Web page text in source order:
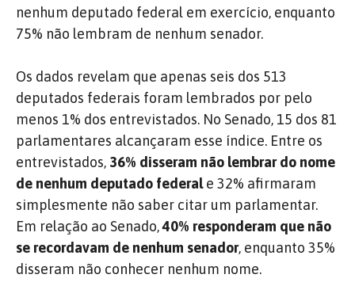
nenhum deputado federal em exercício, enquanto
75% não lembram de nenhum senador.
Os dados revelam que apenas seis dos 513
deputados federais foram lembrados por pelo
menos 1% dos entrevistados. No Senado, 15 dos 81
parlamentares alcançaram esse índice. Entre os
entrevistados, 36% disseram não lembrar do nome
de nenhum deputado federale 32% afirmaram
simplesmente não saber citar um parlamentar.
Em relação ao Senado,40% responderam que não
se recordavam de nenhum senador, enquanto 35%
disseram não conhecer nenhum nome.